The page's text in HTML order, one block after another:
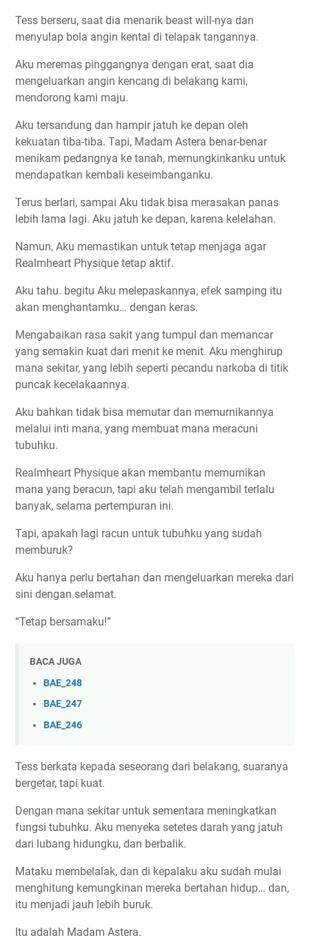
Tess berseru, saat dia menarik beast will-nya dan
menyulap bola angin kental di telapak tangannya.
Aku meremas pinggangnya dengan erat, saat dia
mengeluarkan angin kencang di belakang kami,
mendorong kami maju.
Aku tersandung dan hampir jatuh ke depan oleh
kekuatan tiba-tiba. Tapi, Madam Astera benar-benar
menikam pedangnya ke tanah, memungkinkanku untuk
mendapatkan kembali keseimbanganku.
Terus berlari, sampai Aku tidak bisa merasakan panas
lebih lama lagi. Aku jatuh ke depan, karena kelelahan.
Namun, Aku memastikan untuk tetap menjaga agar
Realmheart Physique tetap aktif.
Aku tahu. begitu Aku melepaskannya, efek samping itu
akan menghantamku… dengan keras.
Mengabaikan rasa sakit yang tumpul dan memancar
yang semakin kuat dari menit ke menit. Aku menghirup
mana sekitar, yang lebih seperti pecandu narkoba di titik
puncak kecelakaannya.
Aku bahkan tidak bisa memutar dan memurnikannya
melalui inti mana, yang membuat mana meracuni
tubuhku.
Realmheart Physique akan membantu memurnikan
mana yang beracun, tapi aku telah mengambil terlalu
banyak, selama pertempuran ini.
Tapi, apakah lagi racun untuk tubuhku yang sudah
memburuk?
Aku hanya perlu bertahan dan mengeluarkan mereka dari
sini dengan selamat.
“Tetap bersamaku!”
BACA JUGA
BAE_248
BAE_247
BAE_246
Tess berkata kepada seseorang dari belakang, suaranya
bergetar, tapi kuat.
Dengan mana sekitar untuk sementara meningkatkan
fungsi tubuhku. Aku menyeka setetes darah yang jatuh
dari lubang hidungku, dan berbalik.
Mataku membelalak, dan di kepalaku aku sudah mulai
menghitung kemungkinan mereka bertahan hidup… dan,
itu menjadi jauh lebih buruk.
Itu adalah Madam Astera.